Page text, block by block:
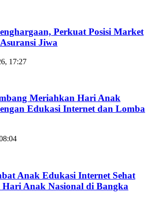
Perkuat Posisi Market
Jiwa
17:27
Meriahkan Hari Anak
Edukasi Internet dan Lomba
Anak Edukasi Internet Sehat
Anak Nasional di Bangka